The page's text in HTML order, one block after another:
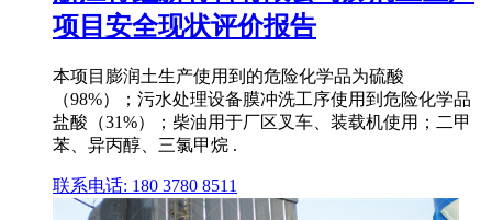
项目安全现状评价报告
本项目膨润土生产使用到的危险化学品为硫酸
（98%）；污水处理设备膜冲洗工序使用到危险化学品
盐酸（31%）；柴油用于厂区叉车、装载机使用；二甲
苯、异丙醇、三氯甲烷 .
联系电话: 180 3780 8511